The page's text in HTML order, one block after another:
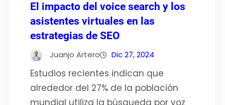
El impacto del voice search y los
asistentes virtuales en las
estrategias de SEO
Juanjo Artero Dic 27, 2024
Estudios recientes indican que
alrededor del 27% de la población
mundial utiliza la búsqueda por voz